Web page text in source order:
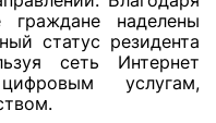
наделены
статус резидента
сеть Интернет
услугам,